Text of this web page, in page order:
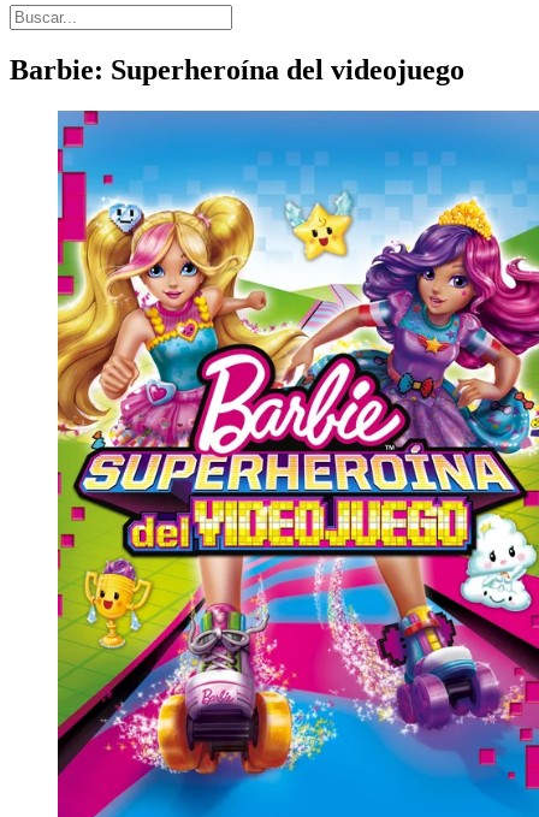
Barbie: Superheroína del videojuego